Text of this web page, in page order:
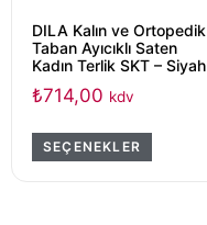
DILA Kalın ve Ortopedik
Taban Ayıcıklı Saten
Kadın Terlik SKT – Siyah
₺714,00 kdv
SEÇENEKLER